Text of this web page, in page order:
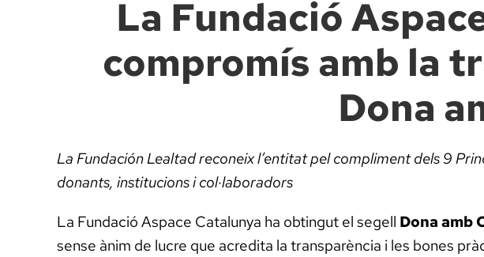
La Fundació
compromís amb la
Dona
La Fundación Lealtad reconeix l’entitat pel compliment dels 9
donants, institucions i col·laboradors
La Fundació Aspace Catalunya ha obtingut el segell Dona amb
sense ànim de lucre que acredita la transparència i les bones